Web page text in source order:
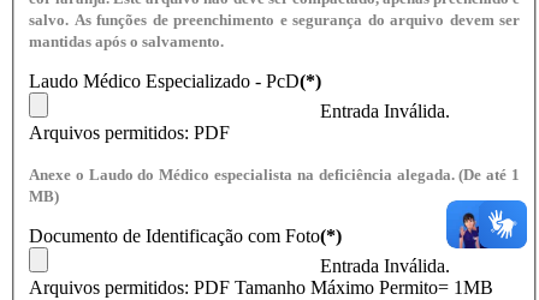
salvo. As funções de preenchimento e segurança do arquivo devem ser
mantidas após o salvamento.
Laudo Médico Especializado - PcD(*)
Entrada Inválida.
Arquivos permitidos: PDF
Anexe o Laudo do Médico especialista na deficiência alegada. (De até 1
MB)
Documento de Identificação com Foto(*)
Entrada Inválida.
Arquivos permitidos: PDF Tamanho Máximo Permito= 1MB